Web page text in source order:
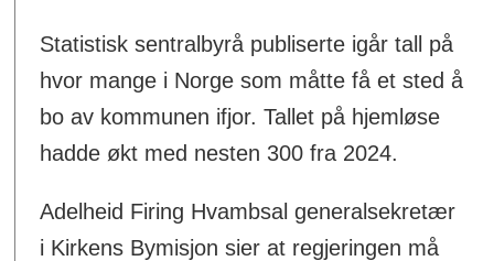
Statistisk sentralbyrå publiserte igår tall på
hvor mange i Norge som måtte få et sted å
bo av kommunen ifjor. Tallet på hjemløse
hadde økt med nesten 300 fra 2024.
Adelheid Firing Hvambsal generalsekretær
i Kirkens Bymisjon sier at regjeringen må